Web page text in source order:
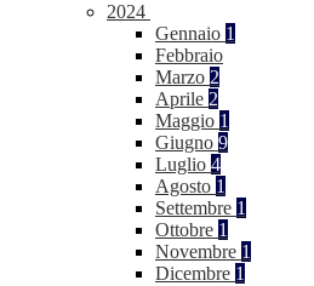
2024
Gennaio 1
Febbraio
Marzo 2
Aprile 2
Maggio 1
Giugno 9
Luglio 4
Agosto 1
Settembre 1
Ottobre 1
Novembre 1
Dicembre 1